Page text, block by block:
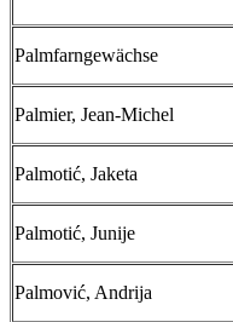
Palmfarngewächse
Palmier, Jean-Michel
Palmotić, Jaketa
Palmotić, Junije
Palmović, Andrija